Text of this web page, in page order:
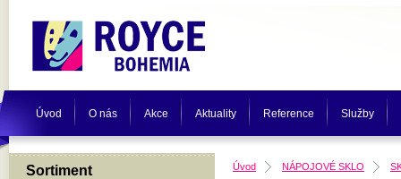
Úvod O nás Akce Aktuality Reference Služby
Úvod NÁPOJOVÉ SKLO
Sortiment